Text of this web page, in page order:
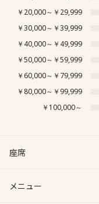
￥20,000～￥29,999
￥30,000～￥39,999
￥40,000～￥49,999
￥50,000～￥59,999
￥60,000～￥79,999
￥80,000～￥99,999
￥100,000～
座席
メニュー